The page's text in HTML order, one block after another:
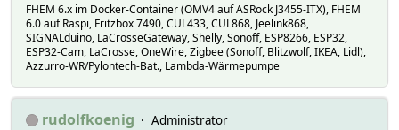
FHEM 6.x im Docker-Container (OMV4 auf ASRock J3455-ITX), FHEM
6.0 auf Raspi, Fritzbox 7490, CUL433, CUL868, Jeelink868,
SIGNALduino, LaCrosseGateway, Shelly, Sonoff, ESP8266, ESP32,
ESP32-Cam, LaCrosse, OneWire, Zigbee (Sonoff, Blitzwolf, IKEA, Lidl),
Azzurro-WR/Pylontech-Bat., Lambda-Wärmepumpe
rudolfkoenig
Administrator